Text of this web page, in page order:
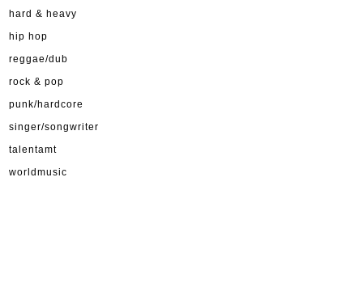
hard & heavy
hip hop
reggae/dub
rock & pop
punk/hardcore
singer/songwriter
talentamt
worldmusic